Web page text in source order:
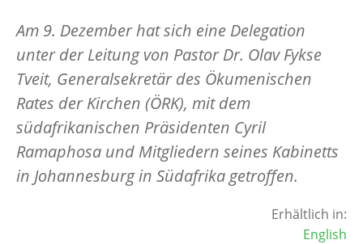
Am 9. Dezember hat sich eine Delegation
unter der Leitung von Pastor Dr. Olav Fykse
Tveit, Generalsekretär des Ökumenischen
Rates der Kirchen (ÖRK), mit dem
südafrikanischen Präsidenten Cyril
Ramaphosa und Mitgliedern seines Kabinetts
in Johannesburg in Südafrika getroffen.
Erhältlich in:
English